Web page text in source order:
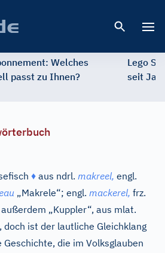
Welches
passt zu Ihnen?
Lego
seit
♦ aus ndrl. makreel, engl.
„Makrele“; engl. mackerel, frz.
„Kuppler“, aus mlat.
doch ist der lautliche Gleichklang
die im Volksglauben